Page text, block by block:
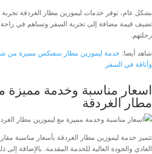
بشكل عام، توفر خدمات ليموزين مطار الغردقة
تضيف قيمة مضافة إلى تجربة السفر وتساهم في راحة
رحلتهم.
شاهد أيضا: خدمة ليموزين مطار سفنكس مميزة من
وأناقة في السفر
اسعار مناسبة وخدمة مميزة
مطار الغردقة
تتميز خدمة ليموزين مطار الغردقة بأسعار مناسبة
العادي والجودة العالية للخدمة المقدمة. بالإضافة إلى